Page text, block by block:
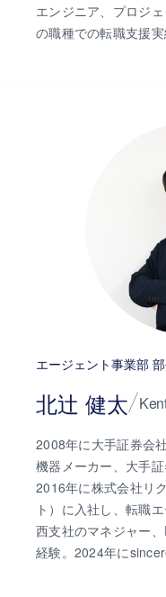
エンジニア、プロジ
の職種での転職支援実
エージェント事業部
北辻 健太
2008年に大手証券会
機器メーカー、大手
2016年に株式会社リ
ト）に入社し、転職
西支社のマネジャー
経験。2024年に